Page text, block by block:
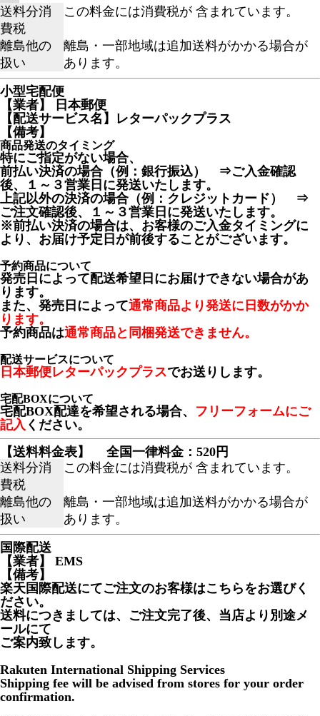
送料分消
費税
この料金には消費税が 含まれています。
離島他の
扱い
離島・一部地域は追加送料がかかる場合が
あります。
小型宅配便
【業者】 日本郵便
【配送サービス名】レターパックプラス
【備考】
商品発送のタイミング
特にご指定がない場合、
前払い決済の場合（例：銀行振込） ⇒ご入金確認
後、１～３営業日に発送いたします。
上記以外の決済の場合（例：クレジットカード） ⇒
ご注文確認後、１～３営業日に発送いたします。
※前払い決済の場合は、お客様のご入金タイミングに
より、お届け予定日が前後することがございます。
予約商品について
発売日によって配送希望日にお届けできない場合があ
ります。
また、発売日によって通常商品より発送に日数がかか
ります。
予約商品は通常商品と同梱発送できません。
配送サービスについて
日本郵便レターパックプラスでお送りします。
宅配BOXについて
宅配BOX配達を希望される場合、 フリーフォームにご
記入 ください。
【送料料金表】
全国一律料金：520円
送料分消
費税
この料金には消費税が 含まれています。
離島他の
扱い
離島・一部地域は追加送料がかかる場合が
あります。
国際配送
【業者】 EMS
【備考】
楽天国際配送にてご注文のお客様はこちらをお選びく
ださい。
送料につきましては、ご注文完了後、当店より別途メ
ールにて
ご案内致します。
Rakuten International Shipping Services
Shipping fee will be advised from stores for your order
confirmation.